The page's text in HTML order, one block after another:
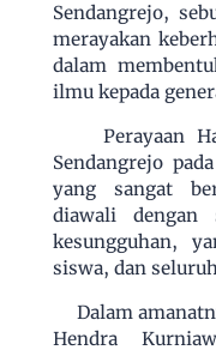
Sendangrejo,
merayakan
dalam
ilmu kepada
Perayaan
Sendangrejo
yang sangat
diawali dengan
kesungguhan,
siswa, dan
Dalam
Hendra